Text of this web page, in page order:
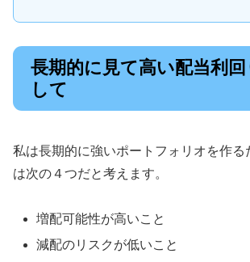
長期的に見て高い配当利
して
私は長期的に強いポートフォリオを作る
は次の４つだと考えます。
増配可能性が高いこと
減配のリスクが低いこと